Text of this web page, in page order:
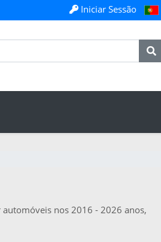
Iniciar Sessão
automóveis nos 2016 - 2026 anos,